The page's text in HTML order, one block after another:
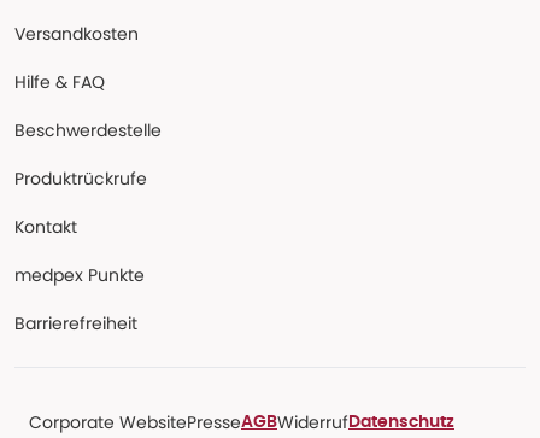
Versandkosten
Hilfe & FAQ
Beschwerdestelle
Produktrückrufe
Kontakt
medpex Punkte
Barrierefreiheit
Corporate WebsitePresseAGBWiderruf Datenschutz